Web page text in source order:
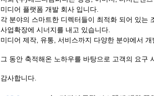
미디어 플랫폼 개발 회사 입니다.
각 분야의 스마트한 디렉터들이 최적화 되어 있는
사업확장에 시너지를 내고 있습니다.
미디어 제작, 유통, 서비스까지 다양한 분야에서
그 동안 축적해온 노하우를 바탕으로 고객의 요구
감사합니다.